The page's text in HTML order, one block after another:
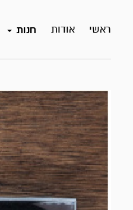
ראשי אודות חנות